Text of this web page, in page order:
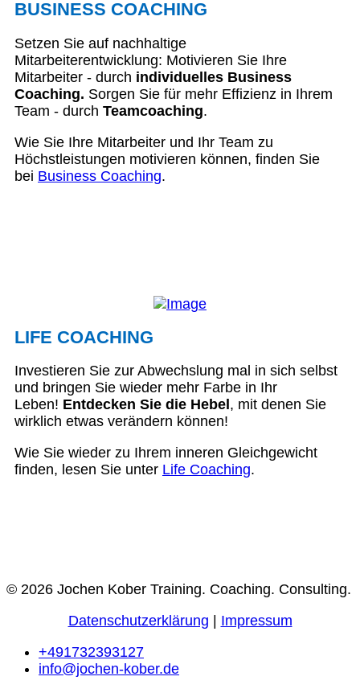
BUSINESS COACHING
Setzen Sie auf nachhaltige
Mitarbeiterentwicklung: Motivieren Sie Ihre
Mitarbeiter - durch individuelles Business
Coaching. Sorgen Sie für mehr Effizienz in Ihrem
Team - durch Teamcoaching.
Wie Sie Ihre Mitarbeiter und Ihr Team zu
Höchstleistungen motivieren können, finden Sie
bei Business Coaching.
LIFE COACHING
Investieren Sie zur Abwechslung mal in sich selbst
und bringen Sie wieder mehr Farbe in Ihr
Leben! Entdecken Sie die Hebel , mit denen Sie
wirklich etwas verändern können!
Wie Sie wieder zu Ihrem inneren Gleichgewicht
finden, lesen Sie unter Life Coaching.
© 2026 Jochen Kober Training. Coaching. Consulting.
Datenschutzerklärung
Impressum
+491732393127
info@jochen-kober.de